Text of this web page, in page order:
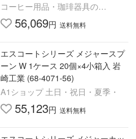
コーヒー用品・珈琲器具の
FaCoffee
56,069円 送料無料
エスコートシリーズ メジャースプ
ーン W 1ケース 20個×4小箱入 岩
崎工業 (68-4071-56)
A1ショップ 土日・祝日・夏季・
55,123円 送料無料